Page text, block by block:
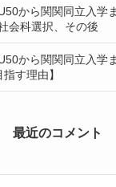
から関関同立入学
会科選択、その後
から関関同立入学
す理由】
最近のコメント